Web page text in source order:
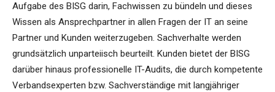
Aufgabe des BISG darin, Fachwissen zu bündeln und dieses
Wissen als Ansprechpartner in allen Fragen der IT an seine
Partner und Kunden weiterzugeben. Sachverhalte werden
grundsätzlich unparteiisch beurteilt. Kunden bietet der BISG
darüber hinaus professionelle IT-Audits, die durch kompetente
Verbandsexperten bzw. Sachverständige mit langjähriger